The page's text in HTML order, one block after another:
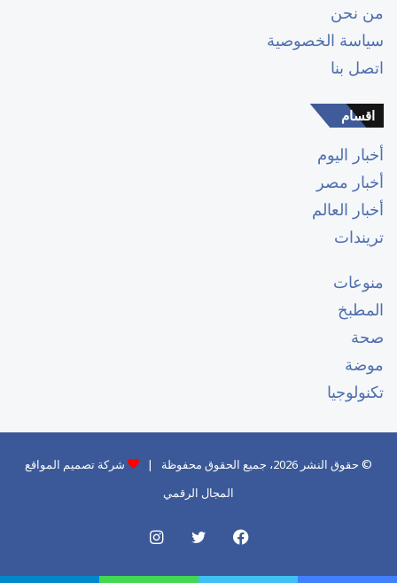
من نحن
سياسة الخصوصية
اتصل بنا
اقسام
أخبار اليوم
أخبار مصر
أخبار العالم
تريندات
منوعات
المطبخ
صحة
موضة
تكنولوجيا
© حقوق النشر 2026، جميع الحقوق محفوظة |
شركة تصميم المواقع
المجال الرقمي
فيسبوكتويتر انستقرام